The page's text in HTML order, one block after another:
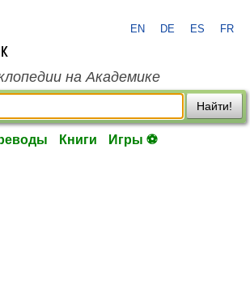
EN DE ES FR
на Академике
Найти!
Книги Игры ⚽